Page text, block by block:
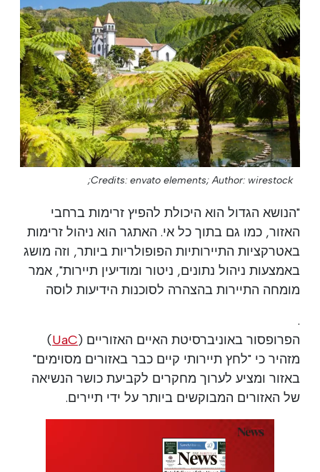
Credits: envato elements; Author: wirestock;
"הנושא הגדול הוא היכולת להפיץ זרימות ברחבי
האזור, כמו גם בתוך כל אי. האתגר הוא ניהול זרימות
באטרקציות התיירותיות הפופולריות ביותר, וזה מושג
באמצעות ניהול נתונים, ניטור ומודיעין תיירות", אמר
מומחה התיירות בהצהרה לסוכנות הידיעות לוסה
.
הפרופסור באוניברסיטת האיים האזוריים (UaC
)
מזהיר כי "לחץ תיירותי קיים כבר באזורים מסוימים"
באזור ומציע לערוך מחקרים לקביעת כושר הנשיאה
של האזורים המבוקשים ביותר על ידי תיירים.